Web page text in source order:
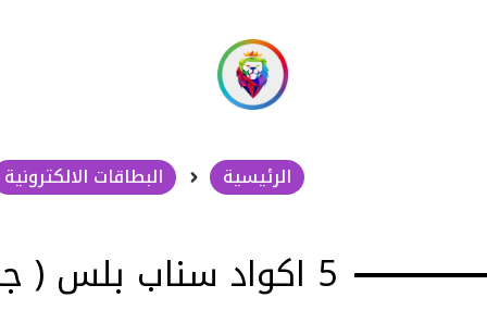
الرئيسية البطاقات الالكترونية
5 اكواد سناب بلس ( جملة )